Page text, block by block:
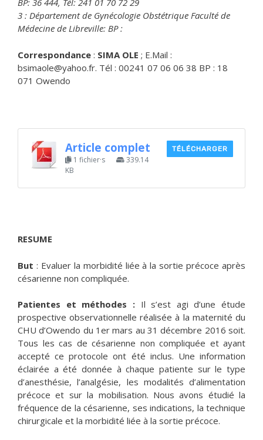
BP: 36 444, Tél: 241 01 70 72 29
3 : Département de Gynécologie Obstétrique Faculté de
Médecine de Libreville: BP :
Correspondance : SIMA OLE ; E.Mail :
bsimaole@yahoo.fr. Tél : 00241 07 06 06 38 BP : 18
071 Owendo
Article complet
1 fichier·s
339.14
KB
TÉLÉCHARGER
RESUME
But : Evaluer la morbidité liée à la sortie précoce après
césarienne non compliquée.
Patientes et méthodes :Il s’est agi d’une étude
prospective observationnelle réalisée à la maternité du
CHU d’Owendo du 1er mars au 31 décembre 2016 soit.
Tous les cas de césarienne non compliquée et ayant
accepté ce protocole ont été inclus. Une information
éclairée a été donnée à chaque patiente sur le type
d’anesthésie, l’analgésie, les modalités d’alimentation
précoce et sur la mobilisation. Nous avons étudié la
fréquence de la césarienne, ses indications, la technique
chirurgicale et la morbidité liée à la sortie précoce.